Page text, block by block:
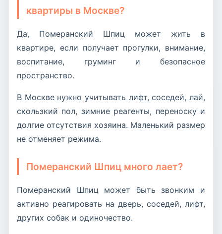
квартиры в Москве?
Да, Померанский Шпиц может жить в
квартире, если получает прогулки, внимание,
воспитание, груминг и безопасное
пространство.
В Москве нужно учитывать лифт, соседей, лай,
скользкий пол, зимние реагенты, переноску и
долгие отсутствия хозяина. Маленький размер
не отменяет режима.
Померанский Шпиц много лает?
Померанский Шпиц может быть звонким и
активно реагировать на дверь, соседей, лифт,
других собак и одиночество.